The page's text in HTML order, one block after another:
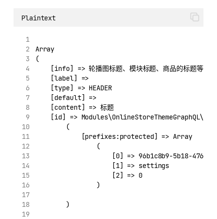
Plaintext
Array
(
    [info] => 轮播图标题、模块标题、商品的标题等
    [label] =>
    [type] => HEADER
    [default] =>
    [content] => 标题
[id] =>
        (
            [prefixes:protected] => Array
                (
[0] => 96b1c8b9-5b18-4760-
                    [1] => settings
                    [2] => 0
                )
        )